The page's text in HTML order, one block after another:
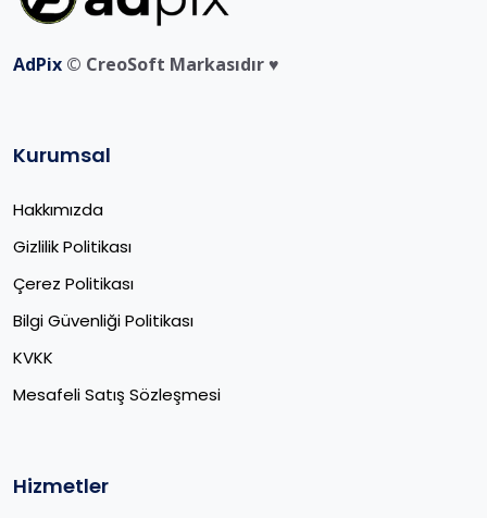
AdPix © CreoSoft Markasıdır ♥️
Kurumsal
Hakkımızda
Gizlilik Politikası
Çerez Politikası
Bilgi Güvenliği Politikası
KVKK
Mesafeli Satış Sözleşmesi
Hizmetler